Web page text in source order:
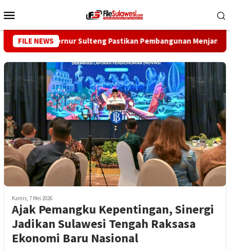
ke
Mobile
FILE NEWS
Gubernur Sulteng Pastikan Pembangunan Menjangkau
Kamis, 7 Mei 2026
Ajak Pemangku Kepentingan, Sinergi
Jadikan Sulawesi Tengah Raksasa
Ekonomi Baru Nasional